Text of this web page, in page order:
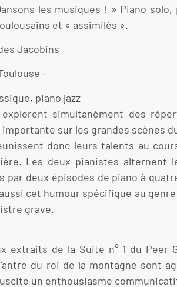
les musiques ! » Piano
et « assimilés ».
Jacobins
–
piano jazz
simultanément des
sur les grandes scènes
donc leurs talents au
Les deux pianistes alternent
deux épisodes de piano à
cet humour spécifique au
grave.
de la Suite n° 1 du Peer
du roi de la montagne sont
un enthousiasme